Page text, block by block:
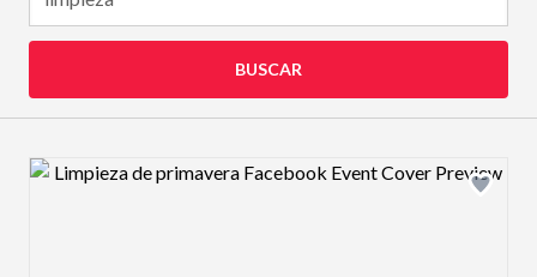
BUSCAR
Design preview image